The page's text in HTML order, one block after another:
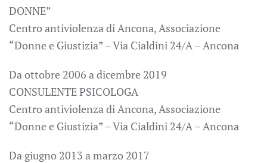
DONNE”
Centro antiviolenza di Ancona, Associazione
“Donne e Giustizia” – Via Cialdini 24/A – Ancona
Da ottobre 2006 a dicembre 2019
CONSULENTE PSICOLOGA
Centro antiviolenza di Ancona, Associazione
“Donne e Giustizia” – Via Cialdini 24/A – Ancona
Da giugno 2013 a marzo 2017